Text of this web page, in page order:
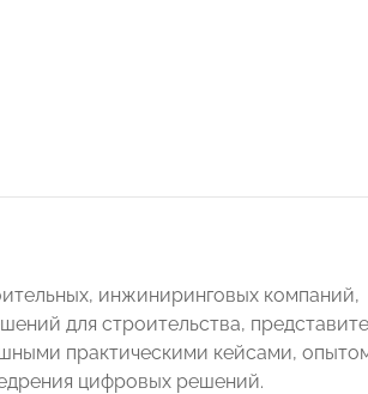
инжиниринговых компаний,
для строительства,
практическими кейсами,
цифровых решений.